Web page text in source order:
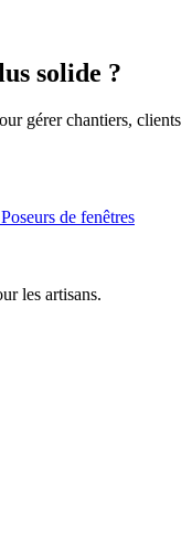
solide ?
gérer chantiers, clients
Poseurs de fenêtres
les artisans.